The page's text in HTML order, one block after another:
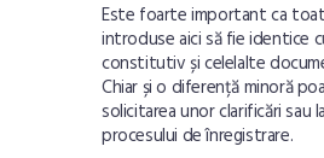
Este foarte important ca
introduse aici să fie identice
constitutiv și celelalte
Chiar și o diferență minoră
solicitarea unor clarificări sau
procesului de înregistrare.